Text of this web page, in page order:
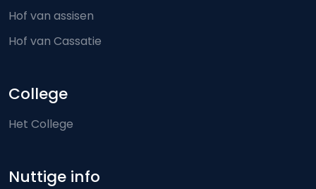
Hof van assisen
Hof van Cassatie
College
Het College
Nuttige info